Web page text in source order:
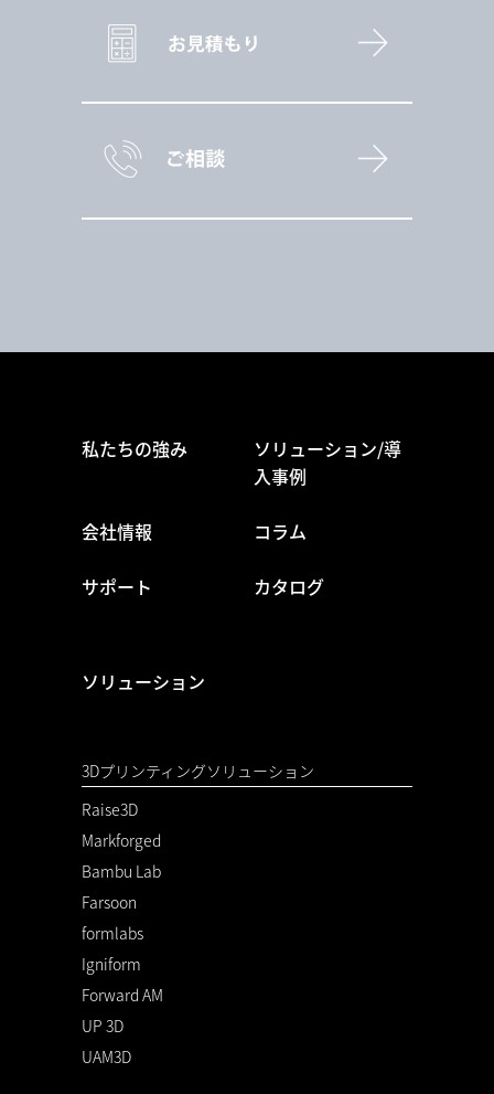
私たちの強み
ソリューション/導
入事例
会社情報 コラム
サポート カタログ
ソリューション
3Dプリンティングソリューション
Raise3D
Markforged
Bambu Lab
Farsoon
formlabs
Igniform
Forward AM
UP 3D
UAM3D